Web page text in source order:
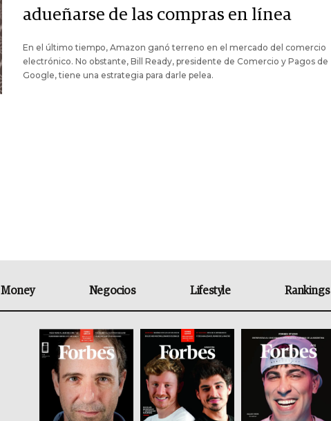
adueñarse de las compras en línea
En el último tiempo, Amazon ganó terreno en el mercado del comercio
electrónico. No obstante, Bill Ready, presidente de Comercio y Pagos de
Google, tiene una estrategia para darle pelea.
Money Negocios Lifestyle Rankings